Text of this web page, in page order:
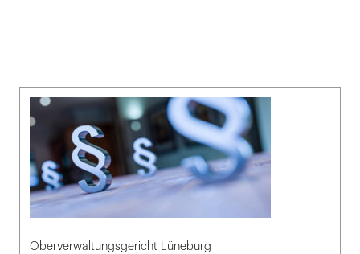
Oberverwaltungsgericht Lüneburg